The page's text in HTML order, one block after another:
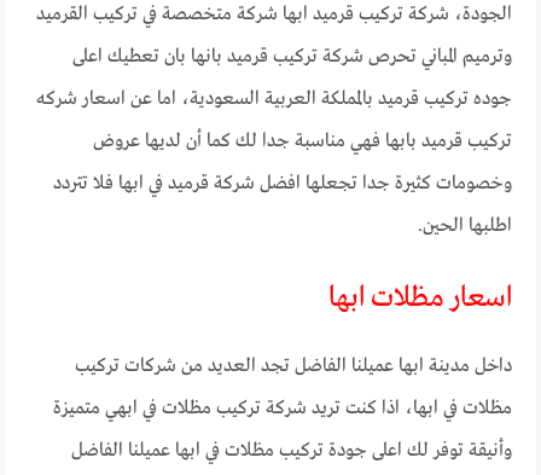
الجودة، شركة تركيب قرميد ابها شركة متخصصة في تركيب القرميد
وترميم المباني تحرص شركة تركيب قرميد بانها بان تعطيك اعلى
جوده تركيب قرميد بالمملكة العربية السعودية، اما عن اسعار شركه
تركيب قرميد بابها فهي مناسبة جدا لك كما أن لديها عروض
وخصومات كثيرة جدا تجعلها افضل شركة قرميد في ابها فلا تتردد
اطلبها الحين.
اسعار مظلات ابها
داخل مدينة ابها عميلنا الفاضل تجد العديد من شركات تركيب
مظلات في ابها، اذا كنت تريد شركة تركيب مظلات في ابهي متميزة
وأنيقة توفر لك اعلى جودة تركيب مظلات في ابها عميلنا الفاضل